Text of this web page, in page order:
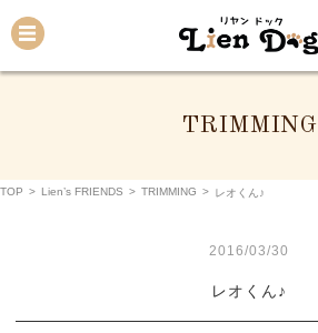
TRIMMING
TOP > Lien’s FRIENDS > TRIMMING > レオくん♪
2016/03/30
レオくん♪